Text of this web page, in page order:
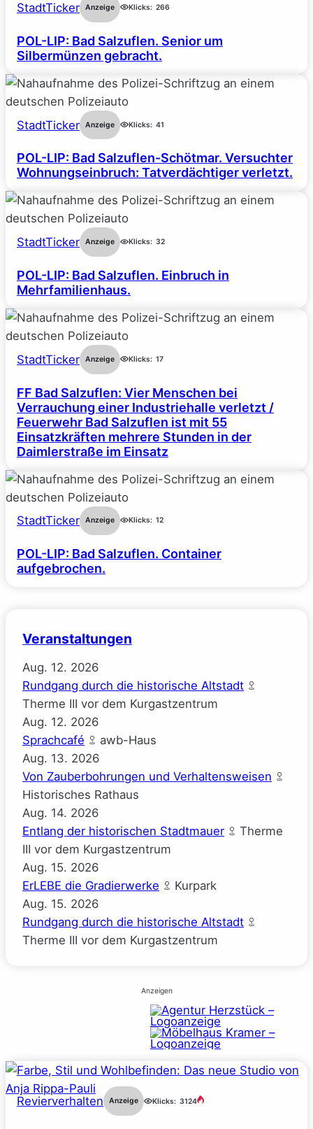
StadtTicker Anzeige Klicks: 266
POL-LIP: Bad Salzuflen. Senior um
Silbermünzen gebracht.
StadtTicker Anzeige Klicks: 41
POL-LIP: Bad Salzuflen-Schötmar. Versuchter
Wohnungseinbruch: Tatverdächtiger verletzt.
StadtTicker Anzeige Klicks: 32
POL-LIP: Bad Salzuflen. Einbruch in
Mehrfamilienhaus.
StadtTicker Anzeige Klicks: 17
FF Bad Salzuflen: Vier Menschen bei
Verrauchung einer Industriehalle verletzt /
Feuerwehr Bad Salzuflen ist mit 55
Einsatzkräften mehrere Stunden in der
Daimlerstraße im Einsatz
StadtTicker Anzeige Klicks: 12
POL-LIP: Bad Salzuflen. Container
aufgebrochen.
Veranstaltungen
Aug. 12. 2026
Rundgang durch die historische Altstadt
Therme III vor dem Kurgastzentrum
Aug. 12. 2026
Sprachcafé
awb-Haus
Aug. 13. 2026
Von Zauberbohrungen und Verhaltensweisen
Historisches Rathaus
Aug. 14. 2026
Entlang der historischen Stadtmauer
Therme
III vor dem Kurgastzentrum
Aug. 15. 2026
ErLEBE die Gradierwerke
Kurpark
Aug. 15. 2026
Rundgang durch die historische Altstadt
Therme III vor dem Kurgastzentrum
Anzeigen
Revierverhalten Anzeige Klicks: 3124